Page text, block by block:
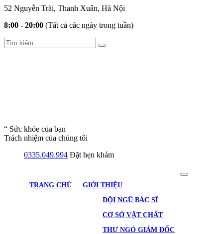
52 Nguyễn Trãi, Thanh Xuân, Hà Nội
8:00 - 20:00 (Tất cả các ngày trong tuần)
“ Sức khỏe của bạn
Trách nhiệm của chúng tôi
0335.049.994 Đặt hẹn khám
TRANG CHỦ
GIỚI THIỆU
ĐỘI NGŨ BÁC SĨ
CƠ SỞ VẬT CHẤT
THƯ NGỎ GIÁM ĐỐC